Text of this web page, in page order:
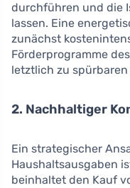
durchführen und die
lassen. Eine
zunächst
Förderprogramme
letztlich zu
2. Nachhaltiger
Ein strategischer
Haushaltsausgaben
beinhaltet den Kauf